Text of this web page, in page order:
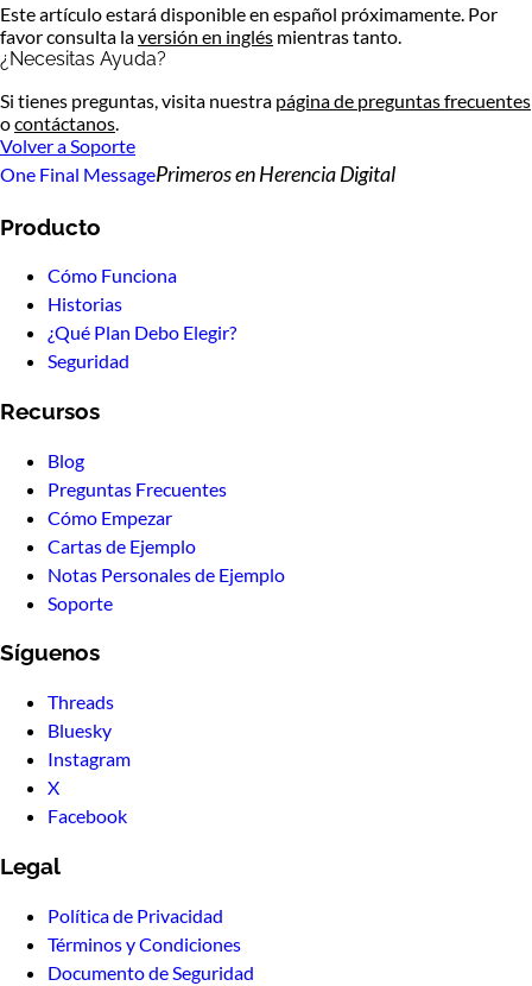
Este artículo estará disponible en español próximamente. Por
favor consulta laversión en inglés mientras tanto.
¿Necesitas Ayuda?
Si tienes preguntas, visita nuestra página de preguntas frecuentes
ocontáctanos.
Volver a Soporte
One Final MessagePrimeros en Herencia Digital
Producto
Cómo Funciona
Historias
¿Qué Plan Debo Elegir?
Seguridad
Recursos
Blog
Preguntas Frecuentes
Cómo Empezar
Cartas de Ejemplo
Notas Personales de Ejemplo
Soporte
Síguenos
Threads
Bluesky
Instagram
X
Facebook
Legal
Política de Privacidad
Términos y Condiciones
Documento de Seguridad